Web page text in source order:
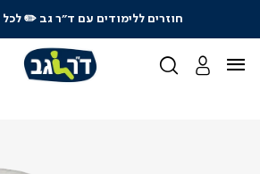
חוזרים ללימודים עם ד"ר גב✏️ לכל